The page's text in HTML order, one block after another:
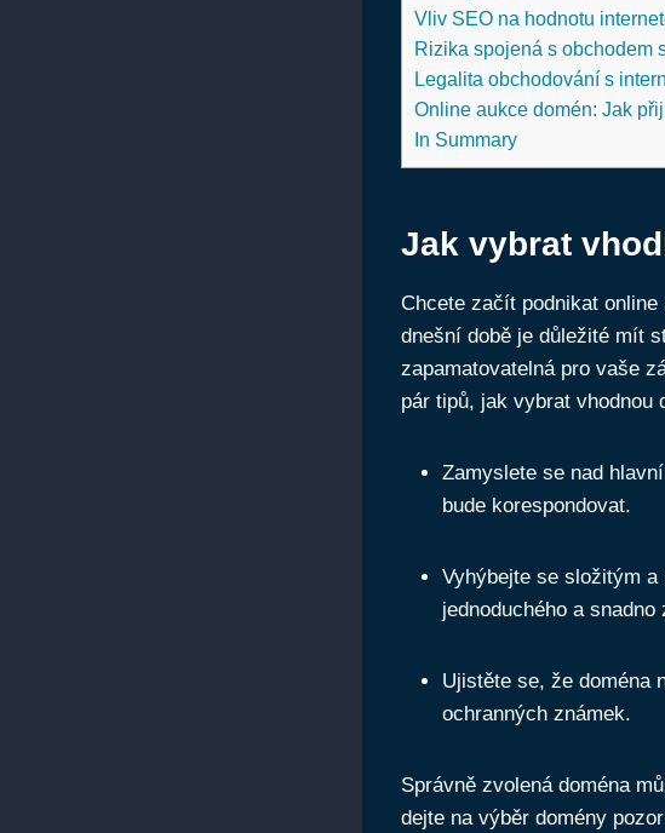
Vliv SEO na hodnotu
Rizika spojená s obchodem
Legalita obchodování s
Online aukce domén: Jak
In Summary
Jak vybrat
Chcete začít podnikat
dnešní době je důležité mít
zapamatovatelná pro vaše
pár tipů, jak vybrat vhodnou
Zamyslete se nad
bude korespondovat.
Vyhýbejte se složitým a
jednoduchého a snadno
Ujistěte se, že doména
ochranných známek.
Správně zvolená doména
dejte na výběr domény